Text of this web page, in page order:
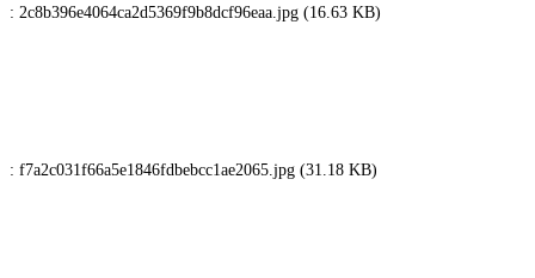
: 2c8b396e4064ca2d5369f9b8dcf96eaa.jpg (16.63 KB)
: f7a2c031f66a5e1846fdbebcc1ae2065.jpg (31.18 KB)